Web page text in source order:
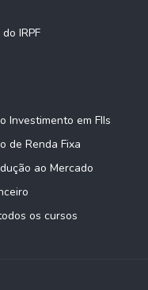
IRPF
Investimento em FIIs
de Renda Fixa
ao Mercado
os cursos